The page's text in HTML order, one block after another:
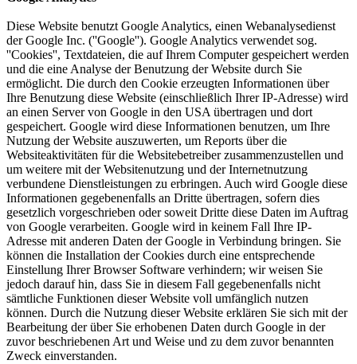
Diese Website benutzt Google Analytics, einen Webanalysedienst
der Google Inc. (''Google''). Google Analytics verwendet sog.
''Cookies'', Textdateien, die auf Ihrem Computer gespeichert werden
und die eine Analyse der Benutzung der Website durch Sie
ermöglicht. Die durch den Cookie erzeugten Informationen über
Ihre Benutzung diese Website (einschließlich Ihrer IP-Adresse) wird
an einen Server von Google in den USA übertragen und dort
gespeichert. Google wird diese Informationen benutzen, um Ihre
Nutzung der Website auszuwerten, um Reports über die
Websiteaktivitäten für die Websitebetreiber zusammenzustellen und
um weitere mit der Websitenutzung und der Internetnutzung
verbundene Dienstleistungen zu erbringen. Auch wird Google diese
Informationen gegebenenfalls an Dritte übertragen, sofern dies
gesetzlich vorgeschrieben oder soweit Dritte diese Daten im Auftrag
von Google verarbeiten. Google wird in keinem Fall Ihre IP-
Adresse mit anderen Daten der Google in Verbindung bringen. Sie
können die Installation der Cookies durch eine entsprechende
Einstellung Ihrer Browser Software verhindern; wir weisen Sie
jedoch darauf hin, dass Sie in diesem Fall gegebenenfalls nicht
sämtliche Funktionen dieser Website voll umfänglich nutzen
können. Durch die Nutzung dieser Website erklären Sie sich mit der
Bearbeitung der über Sie erhobenen Daten durch Google in der
zuvor beschriebenen Art und Weise und zu dem zuvor benannten
Zweck einverstanden.